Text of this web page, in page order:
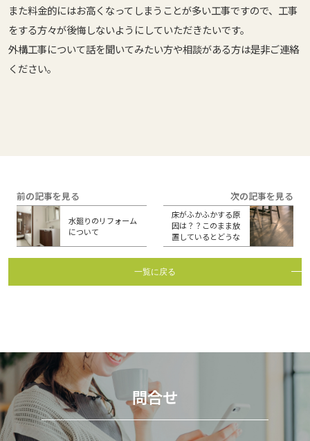
また料金的にはお高くなってしまうことが多い工事ですので、工事
をする方々が後悔しないようにしていただきたいです。
外構工事について話を聞いてみたい方や相談がある方は是非ご連絡
ください。
前の記事を見る
水廻りのリフォーム
について
次の記事を見る
床がふかふかする原
因は？？このまま放
置しているとどうな
るの？
一覧に戻る
問合せ